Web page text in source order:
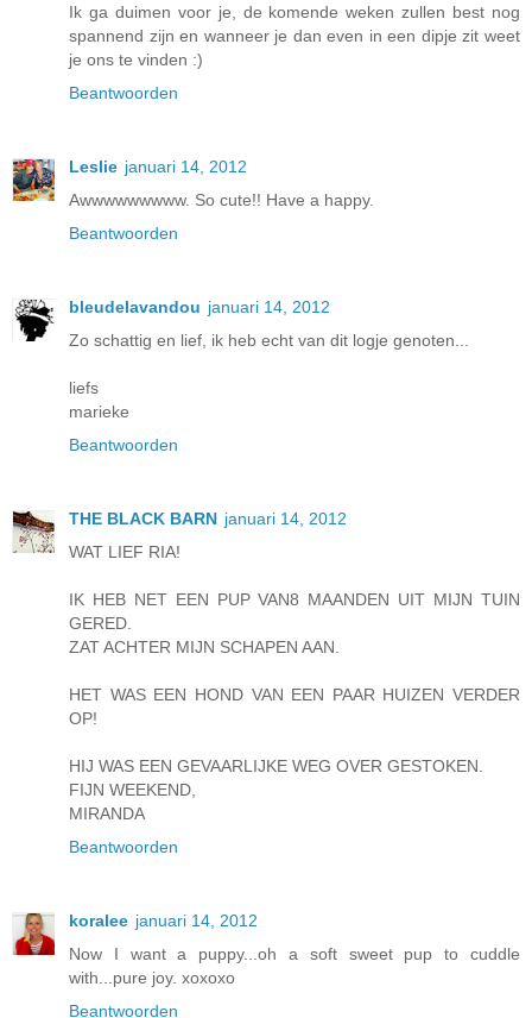
Ik ga duimen voor je, de komende weken zullen best nog
spannend zijn en wanneer je dan even in een dipje zit weet
je ons te vinden :)
Beantwoorden
Leslie januari 14, 2012
Awwwwwwwww. So cute!! Have a happy.
Beantwoorden
bleudelavandou januari 14, 2012
Zo schattig en lief, ik heb echt van dit logje genoten...
liefs
marieke
Beantwoorden
THE BLACK BARN januari 14, 2012
WAT LIEF RIA!
IK HEB NET EEN PUP VAN8 MAANDEN UIT MIJN TUIN
GERED.
ZAT ACHTER MIJN SCHAPEN AAN.
HET WAS EEN HOND VAN EEN PAAR HUIZEN VERDER
OP!
HIJ WAS EEN GEVAARLIJKE WEG OVER GESTOKEN.
FIJN WEEKEND,
MIRANDA
Beantwoorden
koralee januari 14, 2012
Now I want a puppy...oh a soft sweet pup to cuddle
with...pure joy. xoxoxo
Beantwoorden